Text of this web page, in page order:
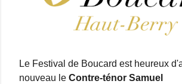
Le Festival de Boucard est heureux
nouveau le Contre-ténor Samuel